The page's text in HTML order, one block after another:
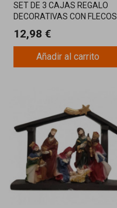
SET DE 3 CAJAS REGALO
DECORATIVAS CON FLECOS
12,98 €
Añadir al carrito